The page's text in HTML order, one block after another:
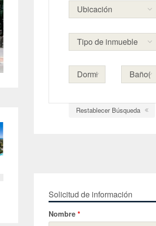
Restablecer Búsqueda
Solicitud de información
Nombre *